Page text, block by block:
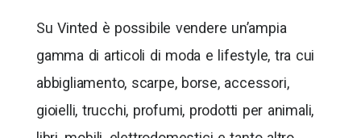
Su Vinted è possibile vendere un’ampia
gamma di articoli di moda e lifestyle, tra cui
abbigliamento, scarpe, borse, accessori,
gioielli, trucchi, profumi, prodotti per animali,